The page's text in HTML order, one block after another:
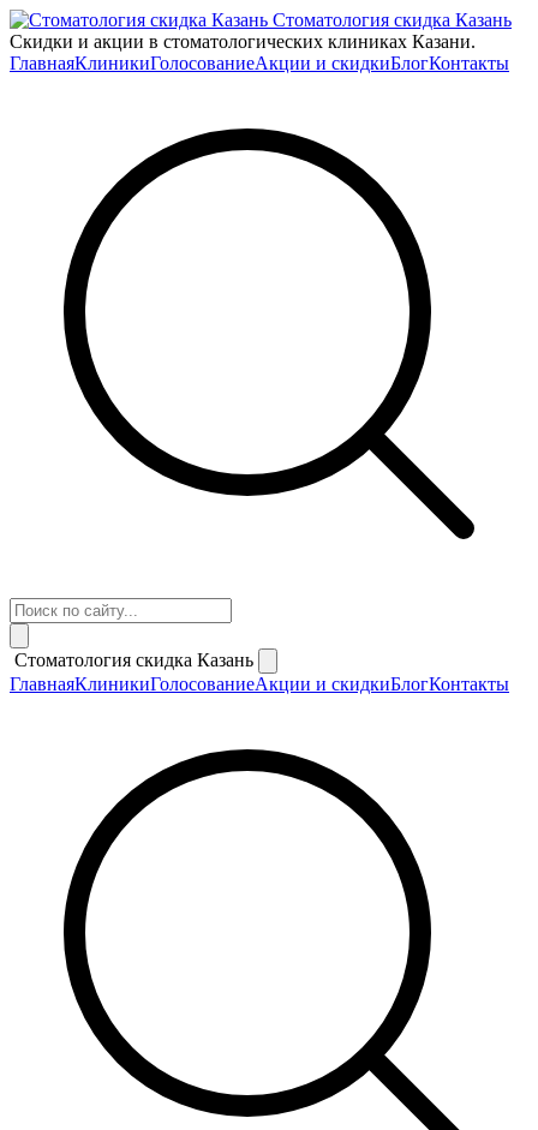
Стоматология скидка Казань
Скидки и акции в стоматологических клиниках Казани.
ГлавнаяКлиникиГолосованиеАкции и скидкиБлогКонтакты
Стоматология скидка Казань
ГлавнаяКлиникиГолосованиеАкции и скидкиБлогКонтакты